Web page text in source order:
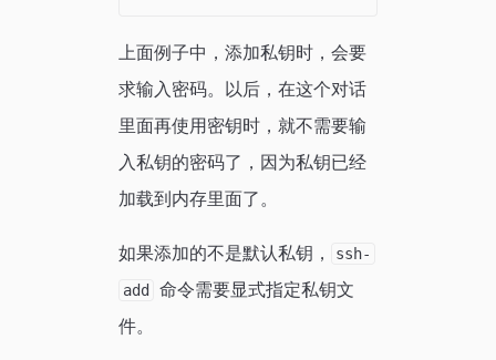
上面例子中，添加私钥时，会要
求输入密码。以后，在这个对话
里面再使用密钥时，就不需要输
入私钥的密码了，因为私钥已经
加载到内存里面了。
如果添加的不是默认私钥， ssh-
add
命令需要显式指定私钥文
件。